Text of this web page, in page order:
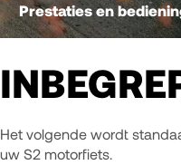
Prestaties en
Het volgende wordt
uw S2 motorfiets.